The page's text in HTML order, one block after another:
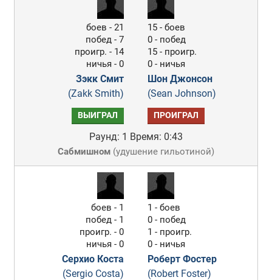
боев - 21
побед - 7
проигр. - 14
ничья - 0
Зэкк Смит
(Zakk Smith)
15 - боев
0 - побед
15 - проигр.
0 - ничья
Шон Джонсон
(Sean Johnson)
ВЫИГРАЛ ПРОИГРАЛ
Раунд: 1 Время: 0:43
Сабмишном(удушение гильотиной)
боев - 1
побед - 1
проигр. - 0
ничья - 0
Серхио Коста
(Sergio Costa)
1 - боев
0 - побед
1 - проигр.
0 - ничья
Роберт Фостер
(Robert Foster)